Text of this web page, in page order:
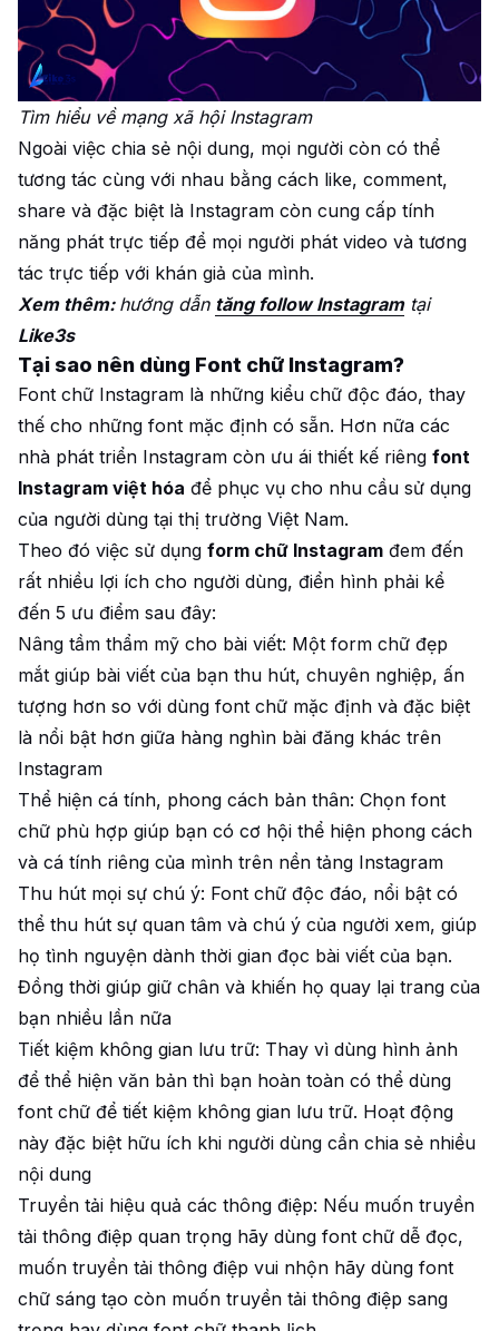
Tìm hiểu về mạng xã hội Instagram
Ngoài việc chia sẻ nội dung, mọi người còn có thể
tương tác cùng với nhau bằng cách like, comment,
share và đặc biệt là Instagram còn cung cấp tính
năng phát trực tiếp để mọi người phát video và tương
tác trực tiếp với khán giả của mình.
Xem thêm: hướng dẫn tăng follow Instagramtại
Like3s
Tại sao nên dùng Font chữ Instagram?
Font chữ Instagram là những kiểu chữ độc đáo, thay
thế cho những font mặc định có sẵn. Hơn nữa các
nhà phát triển Instagram còn ưu ái thiết kế riêng font
Instagram việt hóa để phục vụ cho nhu cầu sử dụng
của người dùng tại thị trường Việt Nam.
Theo đó việc sử dụng form chữ Instagram đem đến
rất nhiều lợi ích cho người dùng, điển hình phải kể
đến 5 ưu điểm sau đây:
Nâng tầm thẩm mỹ cho bài viết: Một form chữ đẹp
mắt giúp bài viết của bạn thu hút, chuyên nghiệp, ấn
tượng hơn so với dùng font chữ mặc định và đặc biệt
là nổi bật hơn giữa hàng nghìn bài đăng khác trên
Instagram
Thể hiện cá tính, phong cách bản thân: Chọn font
chữ phù hợp giúp bạn có cơ hội thể hiện phong cách
và cá tính riêng của mình trên nền tảng Instagram
Thu hút mọi sự chú ý: Font chữ độc đáo, nổi bật có
thể thu hút sự quan tâm và chú ý của người xem, giúp
họ tình nguyện dành thời gian đọc bài viết của bạn.
Đồng thời giúp giữ chân và khiến họ quay lại trang của
bạn nhiều lần nữa
Tiết kiệm không gian lưu trữ: Thay vì dùng hình ảnh
để thể hiện văn bản thì bạn hoàn toàn có thể dùng
font chữ để tiết kiệm không gian lưu trữ. Hoạt động
này đặc biệt hữu ích khi người dùng cần chia sẻ nhiều
nội dung
Truyền tải hiệu quả các thông điệp: Nếu muốn truyền
tải thông điệp quan trọng hãy dùng font chữ dễ đọc,
muốn truyền tải thông điệp vui nhộn hãy dùng font
chữ sáng tạo còn muốn truyền tải thông điệp sang